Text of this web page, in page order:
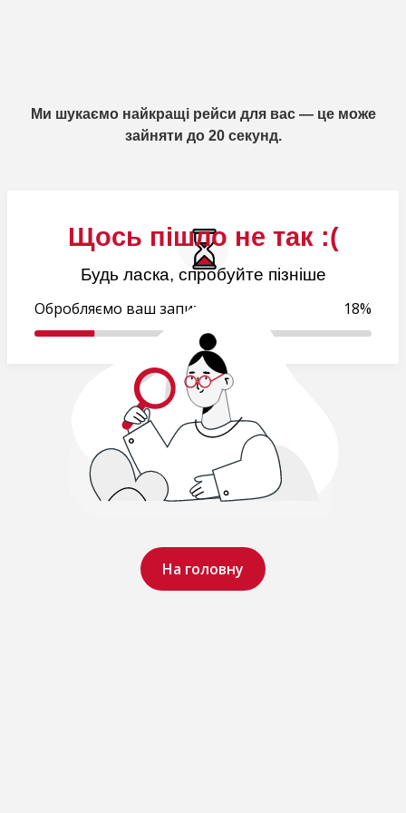
Щось пішло не так :(
Будь ласка, спробуйте пізніше
На головну
Ми шукаємо найкращі рейси для вас — це може
зайняти до 20 секунд.
Обробляємо ваш запит.. 18%